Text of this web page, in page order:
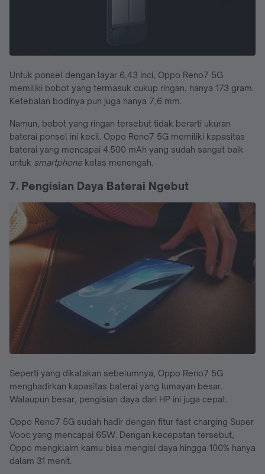
Untuk ponsel dengan layar 6,43 inci, Oppo Reno7 5G
memiliki bobot yang termasuk cukup ringan, hanya 173 gram.
Ketebalan bodinya pun juga hanya 7,6 mm.
Namun, bobot yang ringan tersebut tidak berarti ukuran
baterai ponsel ini kecil. Oppo Reno7 5G memiliki kapasitas
baterai yang mencapai 4.500 mAh yang sudah sangat baik
untuk smartphone kelas menengah.
7. Pengisian Daya Baterai Ngebut
Seperti yang dikatakan sebelumnya, Oppo Reno7 5G
menghadirkan kapasitas baterai yang lumayan besar.
Walaupun besar, pengisian daya dari HP ini juga cepat.
Oppo Reno7 5G sudah hadir dengan fitur fast charging Super
Vooc yang mencapai 65W. Dengan kecepatan tersebut,
Oppo mengklaim kamu bisa mengisi daya hingga 100% hanya
dalam 31 menit.